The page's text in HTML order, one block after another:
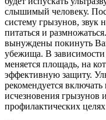
слышимый человеку.
систему грызунов, звук
питаться и
вынуждены покинуть
убежища. В зависимости
меняется площадь, на
эффективную защиту.
рекомендуется
исчезновения грызунов
профилактических